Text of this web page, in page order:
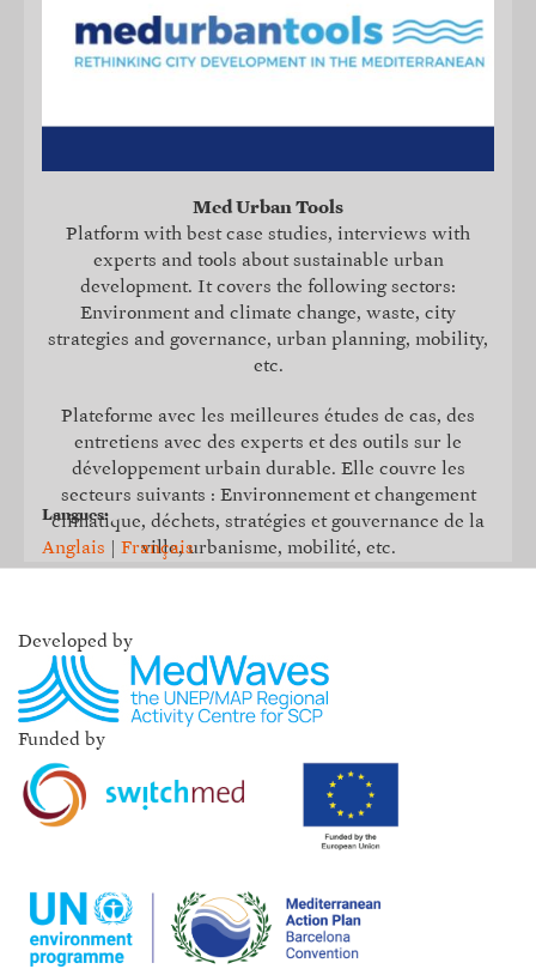
Med Urban Tools
Platform with best case studies, interviews with
experts and tools about sustainable urban
development. It covers the following sectors:
Environment and climate change, waste, city
strategies and governance, urban planning, mobility,
etc.
Plateforme avec les meilleures études de cas, des
entretiens avec des experts et des outils sur le
développement urbain durable. Elle couvre les
secteurs suivants : Environnement et changement
climatique, déchets, stratégies et gouvernance de la
ville, urbanisme, mobilité, etc.
Langues:
Anglais Français
Developed by
Funded by